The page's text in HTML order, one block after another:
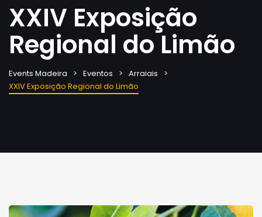
XXIV Exposição
Regional do Limão
Events Madeira Eventos
Arraiais
XXIV Exposição Regional do Limão